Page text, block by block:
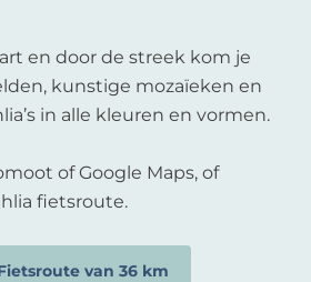
en door de streek kom je
kunstige mozaïeken en
in alle kleuren en vormen.
of Google Maps, of
fietsroute.
van 36 km